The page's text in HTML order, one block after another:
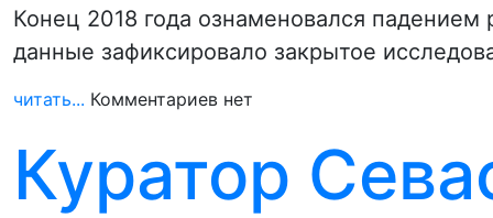
Конец 2018 года ознаменовался
данные зафиксировало закрытое
читать... Комментариев нет
Куратор